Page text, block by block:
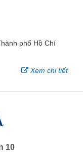
phố Hồ Chí
Xem chi tiết
10